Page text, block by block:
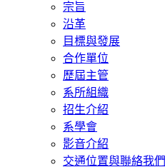
宗旨
沿革
目標與發展
合作單位
歷屆主管
系所組織
招生介紹
系學會
影音介紹
交通位置與聯絡我們